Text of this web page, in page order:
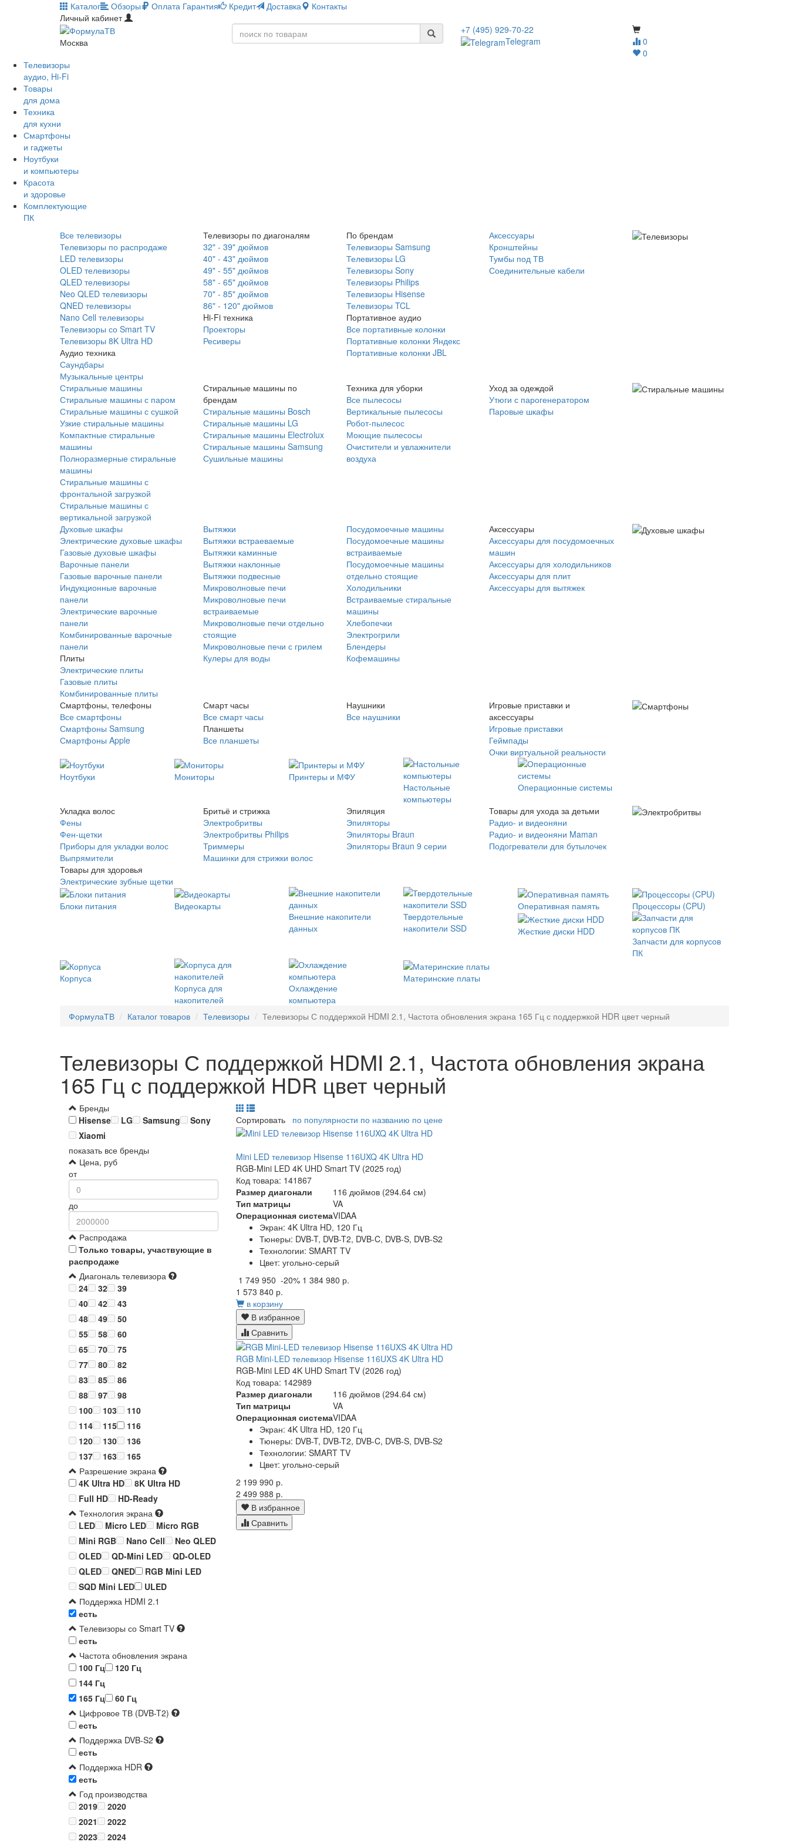
Каталог Обзоры Оплата Гарантия Кредит Доставка
Контакты
Личный кабинет
Москва
0
0
+7 (495) 929-70-22
Telegram
Телевизоры
аудио, Hi-Fi
Товары
для дома
Техника
для кухни
Смартфоны
и гаджеты
Ноутбуки
и компьютеры
Красота
и здоровье
Комплектующие
ПК
Все телевизоры
Телевизоры по распродаже
LED телевизоры
OLED телевизоры
QLED телевизоры
Neo QLED телевизоры
QNED телевизоры
Nano Cell телевизоры
Телевизоры со Smart TV
Телевизоры 8K Ultra HD
Аудио техника
Саундбары
Музыкальные центры
Телевизоры по диагоналям
32" - 39" дюймов
40" - 43" дюймов
49" - 55" дюймов
58" - 65" дюймов
70" - 85" дюймов
86" - 120" дюймов
Hi-Fi техника
Проекторы
Ресиверы
По брендам
Телевизоры Samsung
Телевизоры LG
Телевизоры Sony
Телевизоры Philips
Телевизоры Hisense
Телевизоры TCL
Портативное аудио
Все портативные колонки
Портативные колонки Яндекс
Портативные колонки JBL
Аксессуары
Кронштейны
Тумбы под ТВ
Соединительные кабели
Стиральные машины
Стиральные машины с паром
Стиральные машины с сушкой
Узкие стиральные машины
Компактные стиральные
машины
Полноразмерные стиральные
машины
Стиральные машины с
фронтальной загрузкой
Стиральные машины с
вертикальной загрузкой
Стиральные машины по
брендам
Стиральные машины Bosch
Стиральные машины LG
Стиральные машины Electrolux
Стиральные машины Samsung
Сушильные машины
Техника для уборки
Все пылесосы
Вертикальные пылесосы
Робот-пылесос
Моющие пылесосы
Очистители и увлажнители
воздуха
Уход за одеждой
Утюги с парогенератором
Паровые шкафы
Духовые шкафы
Электрические духовые шкафы
Газовые духовые шкафы
Варочные панели
Газовые варочные панели
Индукционные варочные
панели
Электрические варочные
панели
Комбинированные варочные
панели
Плиты
Электрические плиты
Газовые плиты
Комбинированные плиты
Вытяжки
Вытяжки встраеваемые
Вытяжки каминные
Вытяжки наклонные
Вытяжки подвесные
Микроволновые печи
Микроволновые печи
встраиваемые
Микроволновые печи отдельно
стоящие
Микроволновые печи с грилем
Кулеры для воды
Посудомоечные машины
Посудомоечные машины
встраиваемые
Посудомоечные машины
отдельно стоящие
Холодильники
Встраиваемые стиральные
машины
Хлебопечки
Электрогрили
Блендеры
Кофемашины
Аксессуары
Аксессуары для посудомоечных
машин
Аксессуары для холодильников
Аксессуары для плит
Аксессуары для вытяжек
Смартфоны, телефоны
Все смартфоны
Смартфоны Samsung
Смартфоны Apple
Смарт часы
Все смарт часы
Планшеты
Все планшеты
Наушники
Все наушники
Игровые приставки и
аксессуары
Игровые приставки
Геймпады
Очки виртуальной реальности
Ноутбуки Мониторы
Принтеры и МФУ
Настольные
компьютеры
Операционные системы
Укладка волос
Фены
Фен-щетки
Приборы для укладки волос
Выпрямители
Товары для здоровья
Электрические зубные щетки
Бритьё и стрижка
Электробритвы
Электробритвы Philips
Триммеры
Машинки для стрижки волос
Эпиляция
Эпиляторы
Эпиляторы Braun
Эпиляторы Braun 9 серии
Товары для ухода за детьми
Радио- и видеоняни
Радио- и видеоняни Maman
Подогреватели для бутылочек
Блоки питания
Видеокарты
Внешние накопители
данных
Твердотельные
накопители SSD
Оперативная память Процессоры (CPU)
Жесткие диски HDD
Запчасти для корпусов
ПК
Корпуса
Корпуса для
накопителей
Охлаждение
компьютера
Материнские платы
ФормулаТВ Каталог товаров Телевизоры Телевизоры С поддержкой HDMI 2.1, Частота обновления экрана 165 Гц с поддержкой HDR цвет черный
Телевизоры С поддержкой HDMI 2.1, Частота обновления экрана
165 Гц с поддержкой HDR цвет черный
Бренды
Hisense
LG Samsung
Sony
Xiaomi
показать все бренды
Цена, руб
от
до
Распродажа
Только товары, участвующие в
распродаже
Диагональ телевизора
24
32
39
40
42
43
48
49
50
55
58
60
65
70
75
77
80
82
83
85
86
88
97
98
100
103
110
114
115
116
120
130
136
137
163
165
Разрешение экрана
4K Ultra HD
8K Ultra HD
Full HD
HD-Ready
Технология экрана
LED
Micro LED
Micro RGB
Mini RGB
Nano Cell
Neo QLED
OLED
QD-Mini LED
QD-OLED
QLED
QNED
RGB Mini LED
SQD Mini LED
ULED
Поддержка HDMI 2.1
есть
Телевизоры со Smart TV
есть
Частота обновления экрана
100 Гц
120 Гц
144 Гц
165 Гц
60 Гц
Цифровое ТВ (DVB-T2)
есть
Поддержка DVB-S2
есть
Поддержка HDR
есть
Год производства
2019
2020
2021
2022
2023
2024
Сортировать по популярности по названию по цене
Mini LED телевизор Hisense 116UXQ 4K Ultra HD
RGB-Mini LED 4K UHD Smart TV (2025 год)
Код товара: 141867
Размер диагонали
116 дюймов (294.64 см)
Тип матрицы
VA
Операционная системаVIDAA
Экран: 4K Ultra HD, 120 Гц
Тюнеры: DVB-T, DVB-T2, DVB-C, DVB-S, DVB-S2
Технологии: SMART TV
Цвет: угольно-серый
1 749 950 -20% 1 384 980 р.
1 573 840 р.
в корзину
В избранное
Сравнить
RGB Mini-LED телевизор Hisense 116UXS 4K Ultra HD
RGB-Mini LED 4K UHD Smart TV (2026 год)
Код товара: 142989
Размер диагонали
116 дюймов (294.64 см)
Тип матрицы
VA
Операционная системаVIDAA
Экран: 4K Ultra HD, 120 Гц
Тюнеры: DVB-T, DVB-T2, DVB-C, DVB-S, DVB-S2
Технологии: SMART TV
Цвет: угольно-серый
2 199 990 р.
2 499 988 р.
В избранное
Сравнить